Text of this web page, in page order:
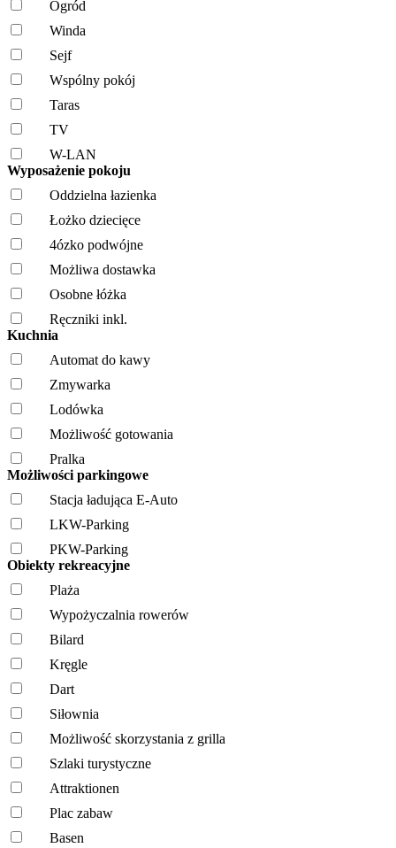
Ogród
Winda
Sejf
Wspólny pokój
Taras
TV
W-LAN
Wyposażenie pokoju
Oddzielna łazienka
Łożko dziecięce
4ózko podwójne
Możliwa dostawka
Osobne łóżka
Ręczniki inkl.
Kuchnia
Automat do kawy
Zmywarka
Lodówka
Możliwość gotowania
Pralka
Możliwości parkingowe
Stacja ładująca E-Auto
LKW-Parking
PKW-Parking
Obiekty rekreacyjne
Plaża
Wypożyczalnia rowerów
Bilard
Kręgle
Dart
Siłownia
Możliwość skorzystania z grilla
Szlaki turystyczne
Attraktionen
Plac zabaw
Basen